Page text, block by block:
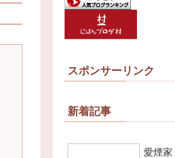
スポンサーリンク
新着記事
愛煙家